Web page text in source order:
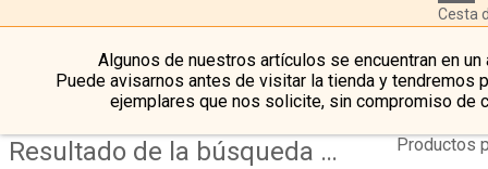
Cesta
Algunos de nuestros artículos se encuentran en un
Puede avisarnos antes de visitar la tienda y tendremos
ejemplares que nos solicite, sin compromiso de
Resultado de la búsqueda de autor herriot,-peter
Productos